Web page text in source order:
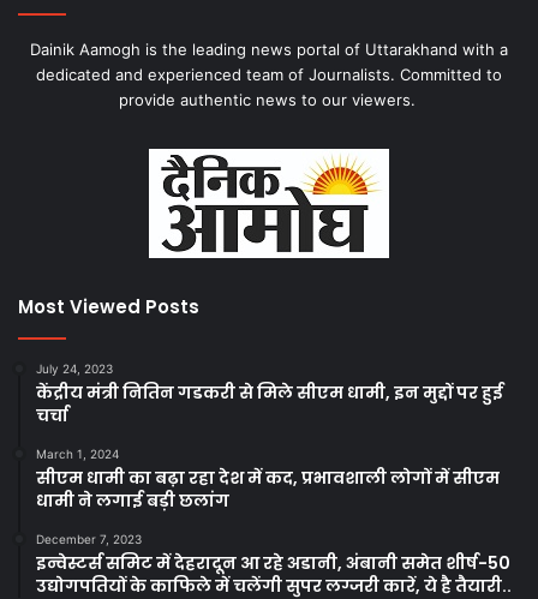
Dainik Aamogh is the leading news portal of Uttarakhand with a
dedicated and experienced team of Journalists. Committed to
provide authentic news to our viewers.
Most Viewed Posts
July 24, 2023
केंद्रीय मंत्री नितिन गडकरी से मिले सीएम धामी, इन मुद्दों पर हुई
चर्चा
March 1, 2024
सीएम धामी का बढ़ा रहा देश में कद, प्रभावशाली लोगों में सीएम
धामी ने लगाई बड़ी छलांग
December 7, 2023
इन्वेस्टर्स समिट में देहरादून आ रहे अडानी, अंबानी समेत शीर्ष-50
उद्योगपतियों के काफिले में चलेंगी सुपर लग्जरी कारें, ये है तैयारी..